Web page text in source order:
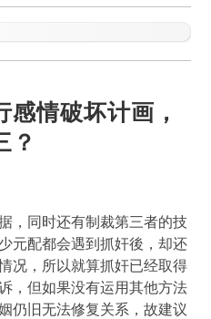
感情破坏计画，
？
，同时还有制裁第三者的技
元配都会遇到抓奸後，却还
况，所以就算抓奸已经取得
，但如果没有运用其他方法
仍旧无法修复关系，故建议